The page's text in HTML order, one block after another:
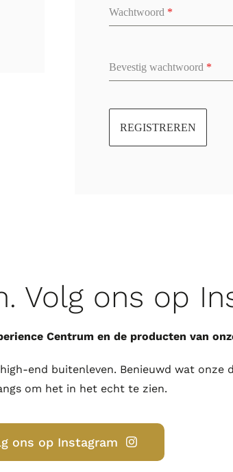
Wachtwoord *
Bevestig wachtwoord *
REGISTREREN
Volg ons op
Centrum en de producten van
end buitenleven. Benieuwd wat onze
om het in het echt te zien.
ons op Instagram